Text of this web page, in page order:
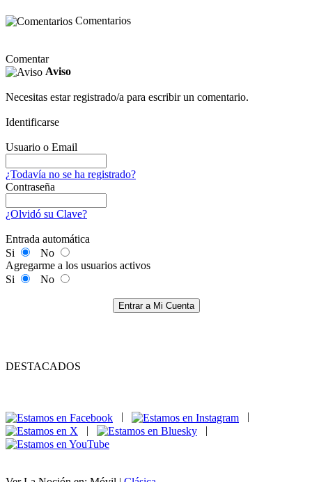
Comentarios
Comentar
Aviso
Necesitas estar registrado/a para escribir un comentario.
Identificarse
Usuario o Email
¿Todavía no se ha registrado?
Contraseña
¿Olvidó su Clave?
Entrada automática
Si
No
Agregarme a los usuarios activos
Si
No
Entrar a Mi Cuenta
DESTACADOS
|
|